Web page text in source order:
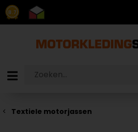
8.7
Textiele motorjassen